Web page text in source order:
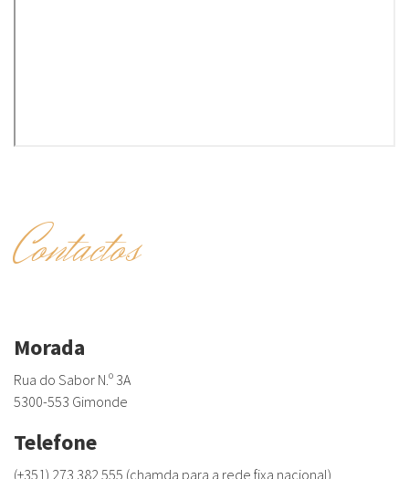
Contactos
Morada
Rua do Sabor N.º 3A
5300-553 Gimonde
Telefone
(+351) 273 382 555 (chamda para a rede fixa nacional)